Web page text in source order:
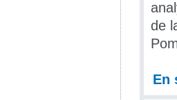
de
En